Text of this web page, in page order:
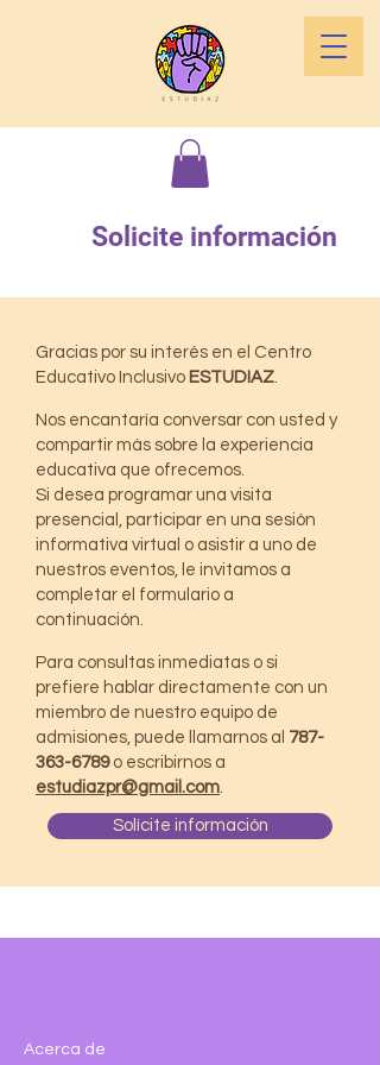
Solicite información
Gracias por su interés en el Centro
Educativo Inclusivo ESTUDIAZ
Nos encantaría conversar con usted y
compartir más sobre la experiencia
educativa que ofrecemos.
Si desea programar una visita
presencial, participar en una sesión
informativa virtual o asistir a uno de
nuestros eventos, le invitamos a
completar el formulario a
continuación.
Para consultas inmediatas o si
prefiere hablar directamente con un
miembro de nuestro equipo de
admisiones, puede llamarnos al 787-
363-6789o escribirnos a
estudiazpr@gmail.com
Solícite información
Acerca de